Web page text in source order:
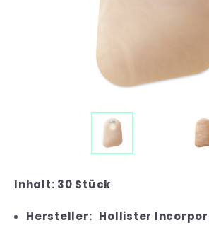
Inhalt: 30 Stück
Hersteller: Hollister